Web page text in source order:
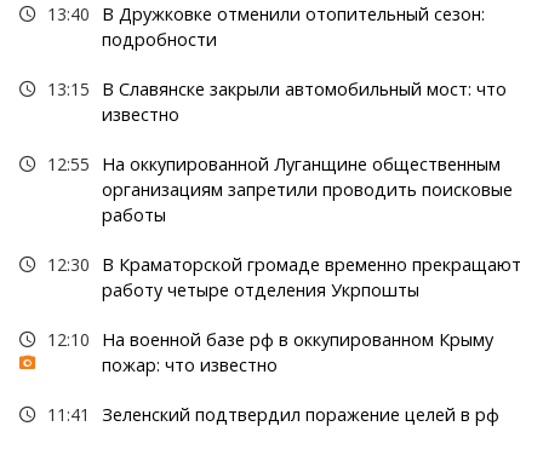
13:40
В Дружковке отменили отопительный сезон:
подробности
13:15
В Славянске закрыли автомобильный мост: что
известно
12:55
На оккупированной Луганщине общественным
организациям запретили проводить поисковые
работы
12:30
В Краматорской громаде временно прекращают
работу четыре отделения Укрпошты
12:10
На военной базе рф в оккупированном Крыму
пожар: что известно
11:41 Зеленский подтвердил поражение целей в рф